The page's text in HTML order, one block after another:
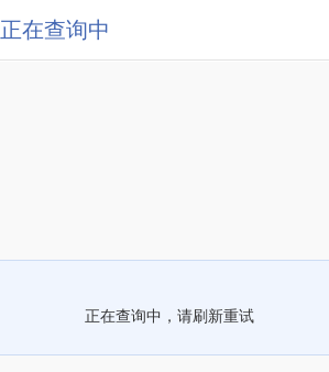
正在查询中
正在查询中，请刷新重试